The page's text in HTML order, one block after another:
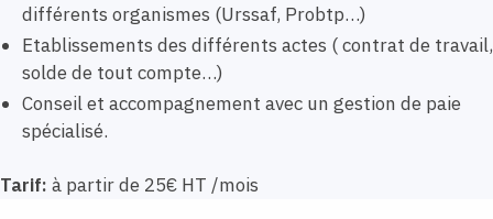
différents organismes (Urssaf, Probtp…)
Etablissements des différents actes ( contrat de travail,
solde de tout compte…)
Conseil et accompagnement avec un gestion de paie
spécialisé.
Tarif: à partir de 25€ HT /mois